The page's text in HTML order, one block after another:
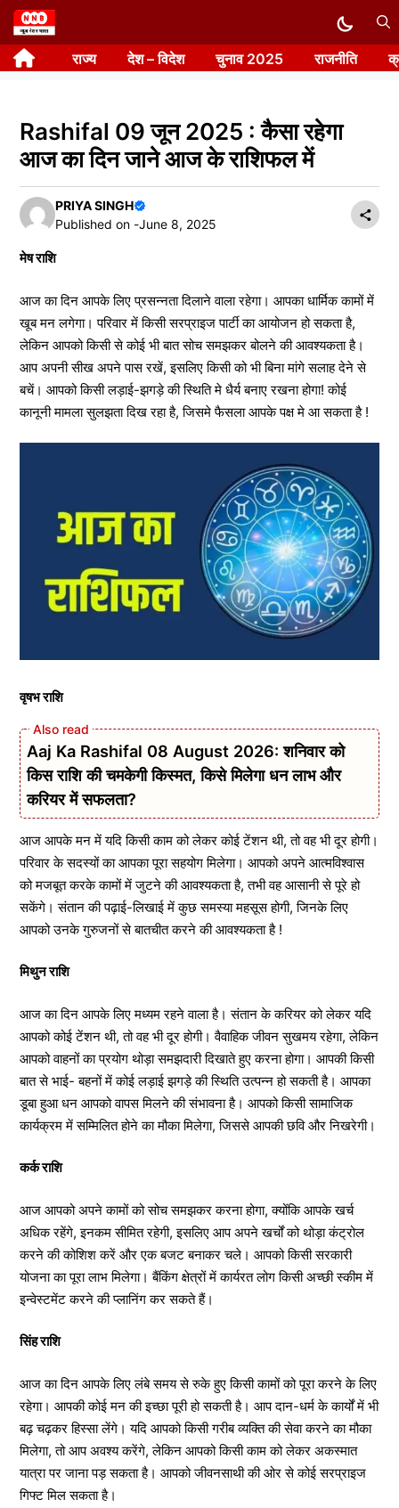
Skip
to
content राज्य देश – विदेश चुनाव 2025 राजनीति
Rashifal 09 जून 2025 : कैसा रहेगा
आज का दिन जाने आज के राशिफल में
PRIYA SINGH
Published on -June 8, 2025
मेष राशि
आज का दिन आपके लिए प्रसन्नता दिलाने वाला रहेगा। आपका धार्मिक कामों में
खूब मन लगेगा। परिवार में किसी सरप्राइज पार्टी का आयोजन हो सकता है,
लेकिन आपको किसी से कोई भी बात सोच समझकर बोलने की आवश्यकता है।
आप अपनी सीख अपने पास रखें, इसलिए किसी को भी बिना मांगे सलाह देने से
बचें। आपको किसी लड़ाई-झगड़े की स्थिति मे धैर्य बनाए रखना होगा! कोई
कानूनी मामला सुलझता दिख रहा है, जिसमे फैसला आपके पक्ष मे आ सकता है !
वृषभ राशि
Aaj Ka Rashifal 08 August 2026: शनिवार को
किस राशि की चमकेगी किस्मत, किसे मिलेगा धन लाभ और
करियर में सफलता?
आज आपके मन में यदि किसी काम को लेकर कोई टेंशन थी, तो वह भी दूर होगी।
परिवार के सदस्यों का आपका पूरा सहयोग मिलेगा। आपको अपने आत्मविश्वास
को मजबूत करके कामों में जुटने की आवश्यकता है, तभी वह आसानी से पूरे हो
सकेंगे। संतान की पढ़ाई-लिखाई में कुछ समस्या महसूस होगी, जिनके लिए
आपको उनके गुरुजनों से बातचीत करने की आवश्यकता है !
मिथुन राशि
आज का दिन आपके लिए मध्यम रहने वाला है। संतान के करियर को लेकर यदि
आपको कोई टेंशन थी, तो वह भी दूर होगी। वैवाहिक जीवन सुखमय रहेगा, लेकिन
आपको वाहनों का प्रयोग थोड़ा समझदारी दिखाते हुए करना होगा। आपकी किसी
बात से भाई- बहनों में कोई लड़ाई झगड़े की स्थिति उत्पन्न हो सकती है। आपका
डूबा हुआ धन आपको वापस मिलने की संभावना है। आपको किसी सामाजिक
कार्यक्रम में सम्मिलित होने का मौका मिलेगा, जिससे आपकी छवि और निखरेगी।
कर्क राशि
आज आपको अपने कामों को सोच समझकर करना होगा, क्योंकि आपके खर्च
अधिक रहेंगे, इनकम सीमित रहेगी, इसलिए आप अपने खर्चों को थोड़ा कंट्रोल
करने की कोशिश करें और एक बजट बनाकर चले। आपको किसी सरकारी
योजना का पूरा लाभ मिलेगा। बैंकिंग क्षेत्रों में कार्यरत लोग किसी अच्छी स्कीम में
इन्वेस्टमेंट करने की प्लानिंग कर सकते हैं।
सिंह राशि
आज का दिन आपके लिए लंबे समय से रुके हुए किसी कामों को पूरा करने के लिए
रहेगा। आपकी कोई मन की इच्छा पूरी हो सकती है। आप दान-धर्म के कार्यों में भी
बढ़ चढ़कर हिस्सा लेंगे। यदि आपको किसी गरीब व्यक्ति की सेवा करने का मौका
मिलेगा, तो आप अवश्य करेंगे, लेकिन आपको किसी काम को लेकर अकस्मात
यात्रा पर जाना पड़ सकता है। आपको जीवनसाथी की ओर से कोई सरप्राइज
गिफ्ट मिल सकता है।